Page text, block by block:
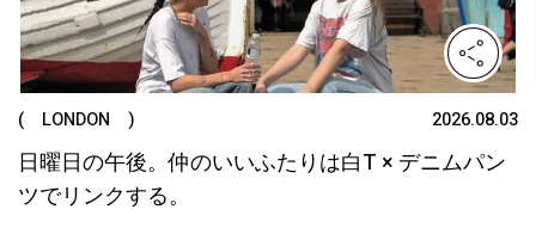
( LONDON ) 2026.08.03
日曜日の午後。仲のいいふたりは白T × デニムパン
ツでリンクする。